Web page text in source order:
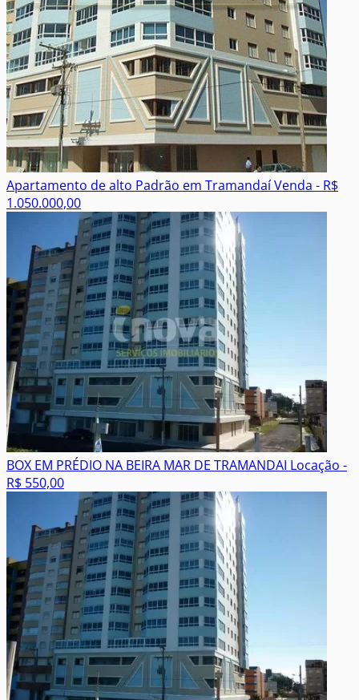
Apartamento de alto Padrão em TramandaíVenda - R$
1.050.000,00
BOX EM PRÉDIO NA BEIRA MAR DE TRAMANDAI Locação -
R$ 550,00